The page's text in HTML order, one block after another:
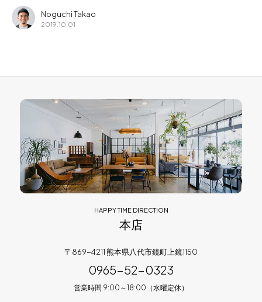
Noguchi Takao
2019.10.01
HAPPY TIME DIRECTION
本店
〒869-4211 熊本県八代市鏡町上鏡1150
0965-52-0323
営業時間 9:00～18:00（水曜定休）